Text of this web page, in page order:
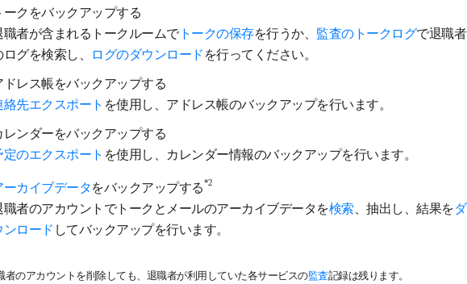
ークをバックアップする
職者が含まれるトークルームでトークの保存を行うか、 監査のトークログで退職者
グを検索し、
ログのダウンロードを行ってください。
ドレス帳をバックアップする
先エクスポート を使用し、アドレス帳のバックアップを行います。
レンダーをバックアップする
のエクスポート を使用し、カレンダー情報のバックアップを行います。
ーカイブデータをバックアップする*2
職者のアカウントでトークとメールのアーカイブデータを検索 、抽出し、結果をダ
ンロード してバックアップを行います。
者のアカウントを削除しても、退職者が利用していた各サービスの監査記録は残ります。